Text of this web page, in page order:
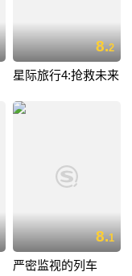
8.2
星际旅行4:抢救未来
8.1
严密监视的列车